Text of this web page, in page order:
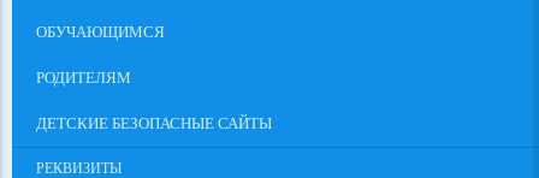
ОБУЧАЮЩИМСЯ
РОДИТЕЛЯМ
ДЕТСКИЕ БЕЗОПАСНЫЕ САЙТЫ
РЕКВИЗИТЫ